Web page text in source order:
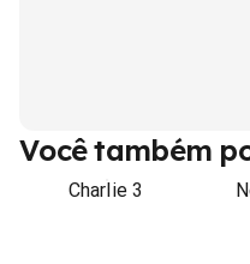
Você também
Charlie 3